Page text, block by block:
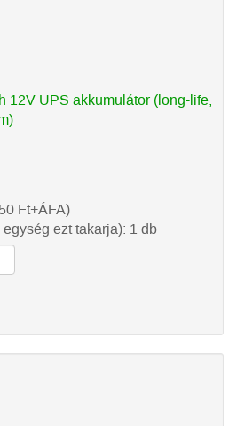
12V UPS akkumulátor (long-life,
Ft+ÁFA)
ezt takarja): 1 db